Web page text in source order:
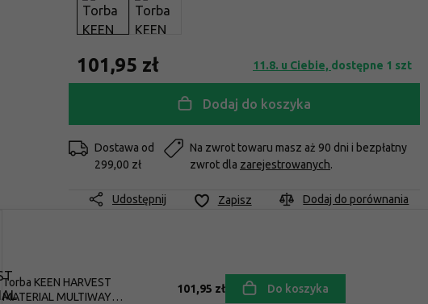
101,95 zł 11.8. u Ciebie, dostępne 1 szt
Dodaj do koszyka
Dostawa od
299,00 zł
Na zwrot towaru masz aż 90 dni i bezpłatny
zwrot dla zarejestrowanych.
Udostępnij Zapisz Dodaj do porównania
Torba KEEN HARVEST
MATERIAL MULTIWAY
101,95 zł Do koszyka